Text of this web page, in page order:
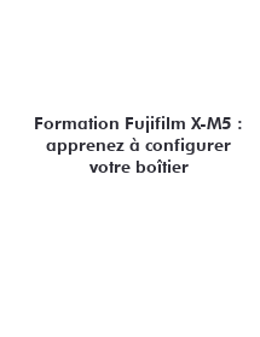
Formation Fujifilm X-M5 :
apprenez à configurer
votre boîtier